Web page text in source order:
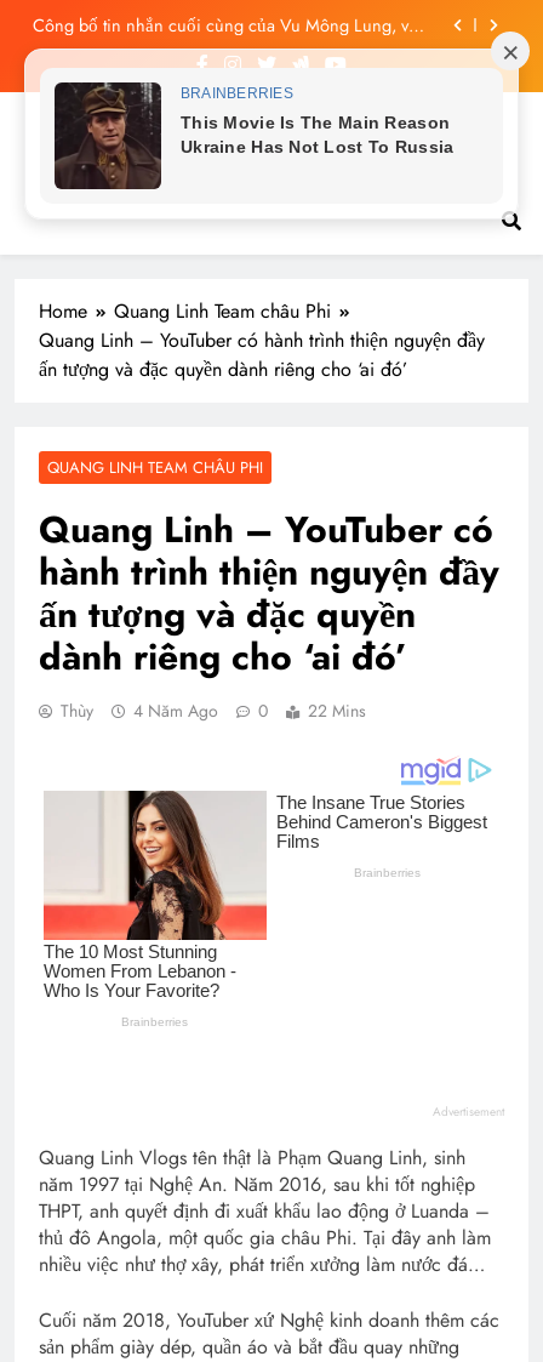
content
Công bố tin nhắn cuối cùng của Vu Mông Lung, vừa
đau xót vừa phẫn nộ
Vu Mông Lung báo cáo khám nghiệm bị “rò rỉ” dư
luận sục sôi và đặt nhiều câu hỏi
Vu Mông Lung mất ngày ‘Huyết Nguyệt’, nghi Uông
Du Cầm ‘hại’, bằng chứng bị lộ!
Vu Mông Lung từng ra tín hiệu cầu cứu trên
livestream, mẹ đến công ty quậy?
Tin tức nóng hổi
Home
Quang Linh Team châu Phi
Quang Linh – YouTuber có hành trình thiện nguyện đầy
ấn tượng và đặc quyền dành riêng cho ‘ai đó’
QUANG LINH TEAM CHÂU PHI
Quang Linh – YouTuber có
hành trình thiện nguyện đầy
ấn tượng và đặc quyền
dành riêng cho ‘ai đó’
Thùy 4 Năm Ago 0 22 Mins
Advertisement
Quang Linh Vlogs tên thật là Phạm Quang Linh, sinh
năm 1997 tại Nghệ An. Năm 2016, sau khi tốt nghiệp
THPT, anh quyết định đi xuất khẩu lao động ở Luanda –
thủ đô Angola, một quốc gia châu Phi. Tại đây anh làm
nhiều việc như thợ xây, phát triển xưởng làm nước đá…
Cuối năm 2018, YouTuber xứ Nghệ kinh doanh thêm các
sản phẩm giày dép, quần áo và bắt đầu quay những